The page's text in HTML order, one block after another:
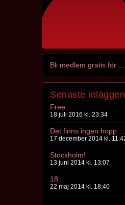
Senaste inläggen
Free
18 juli 2016 kl. 23:34
17 december 2014 kl.
Stockholm!
13 juni 2014 kl. 13:07
18
22 maj 2014 kl. 18:40